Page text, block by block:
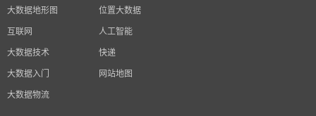
大数据地形图 位置大数据
互联网 人工智能
大数据技术 快递
大数据入门 网站地图
大数据物流